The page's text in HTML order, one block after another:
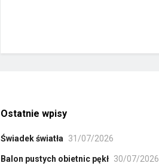
Ostatnie wpisy
Świadek światła 31/07/2026
Balon pustych obietnic pękł 30/07/2026